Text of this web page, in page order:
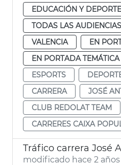
EDUCACIÓN Y DEPORTE
TODAS LAS AUDIENCIAS
VALENCIA
EN
EN PORTADA TEMÁTICA
ESPORTS
CARRERA
JOSÉ
CLUB REDOLAT TEAM
CARRERES CAIXA
Tráfico carrera José
modificado hace 2 años